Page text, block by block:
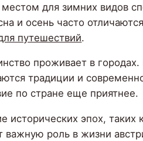
для зимних видов
и осень часто
путешествий.
проживает в
традиции и
по стране еще приятнее.
исторических эпох, таких
роль в жизни